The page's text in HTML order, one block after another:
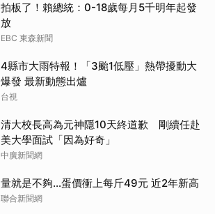
拍板了！賴總統：0-18歲每月5千明年起發
放
EBC 東森新聞
4縣市大雨特報！「3颱1低壓」熱帶擾動大
爆發 最新動態出爐
台視
清大校長高為元神隱10天終道歉 剛續任赴
美大學面試「因為好奇」
中廣新聞網
量就是不夠…蛋價衝上每斤49元 近2年新高
聯合新聞網